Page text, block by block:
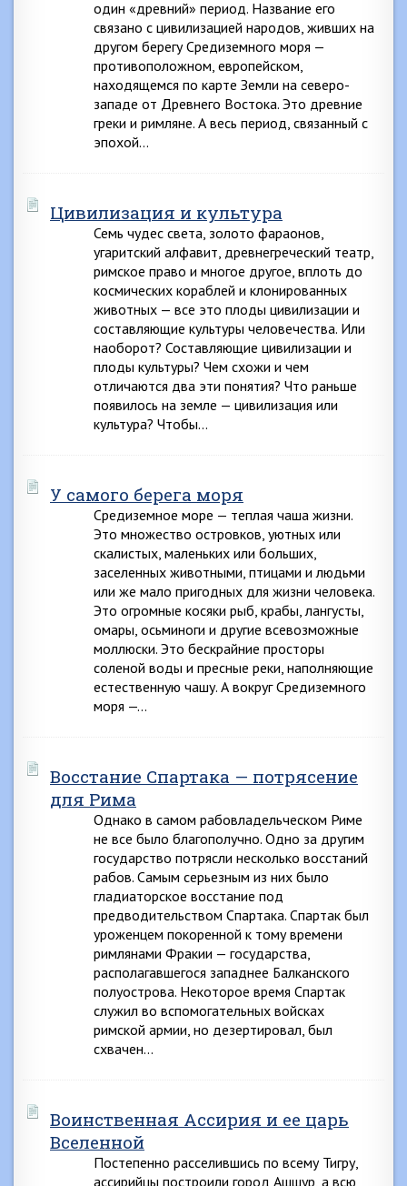
один «древний» период. Название его
связано с цивилизацией народов, живших на
другом берегу Средиземного моря —
противоположном, европейском,
находящемся по карте Земли на северо-
западе от Древнего Востока. Это древние
греки и римляне. А весь период, связанный с
эпохой…
Цивилизация и культура
Семь чудес света, золото фараонов,
угаритский алфавит, древнегреческий театр,
римское право и многое другое, вплоть до
космических кораблей и клонированных
животных — все это плоды цивилизации и
составляющие культуры человечества. Или
наоборот? Составляющие цивилизации и
плоды культуры? Чем схожи и чем
отличаются два эти понятия? Что раньше
появилось на земле — цивилизация или
культура? Чтобы…
У самого берега моря
Средиземное море — теплая чаша жизни.
Это множество островков, уютных или
скалистых, маленьких или больших,
заселенных животными, птицами и людьми
или же мало пригодных для жизни человека.
Это огромные косяки рыб, крабы, лангусты,
омары, осьминоги и другие всевозможные
моллюски. Это бескрайние просторы
соленой воды и пресные реки, наполняющие
естественную чашу. А вокруг Средиземного
моря —…
Восстание Спартака — потрясение
для Рима
Однако в самом рабовладельческом Риме
не все было благополучно. Одно за другим
государство потрясли несколько восстаний
рабов. Самым серьезным из них было
гладиаторское восстание под
предводительством Спартака. Спартак был
уроженцем покоренной к тому времени
римлянами Фракии — государства,
располагавшегося западнее Балканского
полуострова. Некоторое время Спартак
служил во вспомогательных войсках
римской армии, но дезертировал, был
схвачен…
Воинственная Ассирия и ее царь
Вселенной
Постепенно расселившись по всему Тигру,
ассирийцы построили город Ашшур, а всю